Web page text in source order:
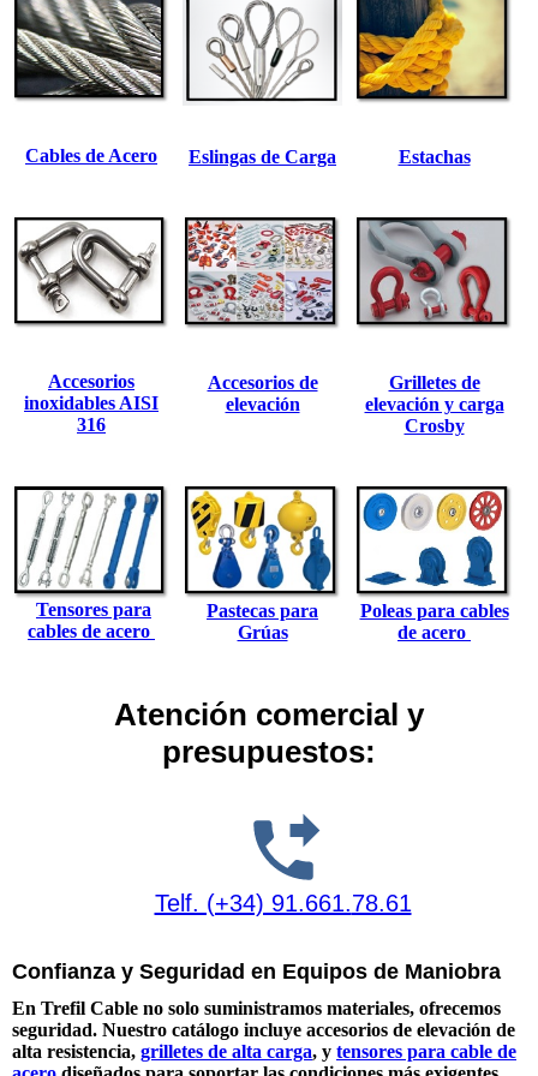
Cables de Acero Eslingas de Carga Estachas
Accesorios
inoxidables AISI
316
Accesorios de
elevación
Grilletes de
elevación y carga
Crosby
Tensores para
cables de acero
Pastecas para
Grúas
Poleas para cables
de acero
Atención comercial y
presupuestos:
Telf. (+34) 91.661.78.61
Confianza y Seguridad en Equipos de Maniobra
En Trefil Cable no solo suministramos materiales, ofrecemos
seguridad. Nuestro catálogo incluye accesorios de elevación de
alta resistencia, grilletes de alta carga, y tensores para cable de